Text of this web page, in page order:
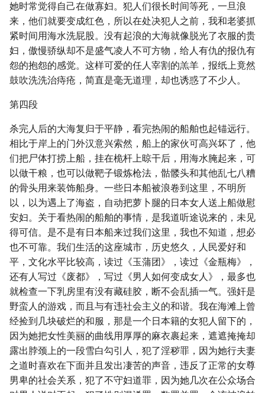
她时常觉得自己在做寡妇。犯人们很长时间等死，一旦浪
来，他们就要变成红色，所以在处决犯人之前，我和老婆抓
紧时间用海水洗屁股。没有起浪的大海就像脱光了衣服的贵
妇，傲慢骄纵却不是盛气凌人不可方物，给人有仇的报仇有
怨的抱怨的感觉。这样可爱的任人宰割的羔羊，报纸上竟然
鼓吹洗洗治痔疮，简直是毫无道理，却也诱惑了不少人。
第四段
杀完人后的大海复归于平静，看完热闹的船舶也起锚远行。
相比于岸上的门外汉意兴索然，船上的家伙可高兴坏了，他
们把尸体打捞上船，挂在桅杆上晾干后，用海水腌起来，可
以做干粮，也可以做靶子锻炼枪法，骷髅头和其他乱七八糟
的骨头用来装饰船身。一些日本船被浪卷到这里，不明所
以，以为遇上了海盗，自动把萝卜腿的日本女人送上船做慰
安妇。关于看热闹的船舶的事情，是我道听途说来的，未见
得可信。是不是有日本船来过我们这里，我也不知道，想必
也不可靠。我们生活的这座城市，历史悠久，人民爱好和
平，文化水平比较高，读过《玉蒲团》，读过《金瓶梅》，
还有人写过《废都》，写过《男人如何变成女人》，最多也
就检查一下乳房里有没有藏硅胶，断不会乱插一气。强奸是
野蛮人的游戏，而且与有违社会主义的和谐。我在海滩上曾
经捡到几块破烂的和服，那是一个日本籍的女犯人留下的，
因为她把女性美丽的曲线用厚厚的麻衣裹起来，遮遮掩掩却
露出脖颈上的一段雪白勾引人，犯了淫秽罪，因为她行夫妻
之道时喜欢在下面并且发出凄苦的声音，违反了正常的女尊
男卑的社会关系，犯了不守妇道罪，因为她几次在公众场合